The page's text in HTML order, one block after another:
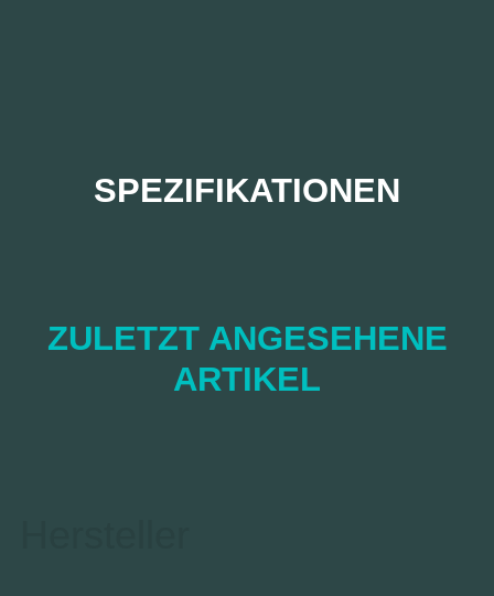
SPEZIFIKATIONEN
ZULETZT ANGESEHENE
ARTIKEL